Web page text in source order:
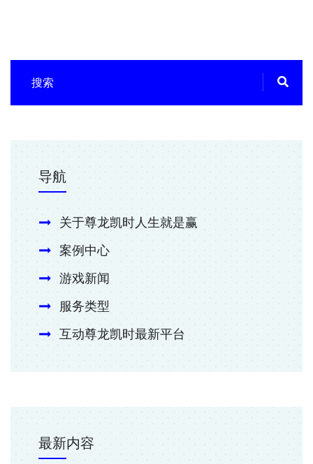
导航
关于尊龙凯时人生就是赢
案例中心
游戏新闻
服务类型
互动尊龙凯时最新平台
最新内容